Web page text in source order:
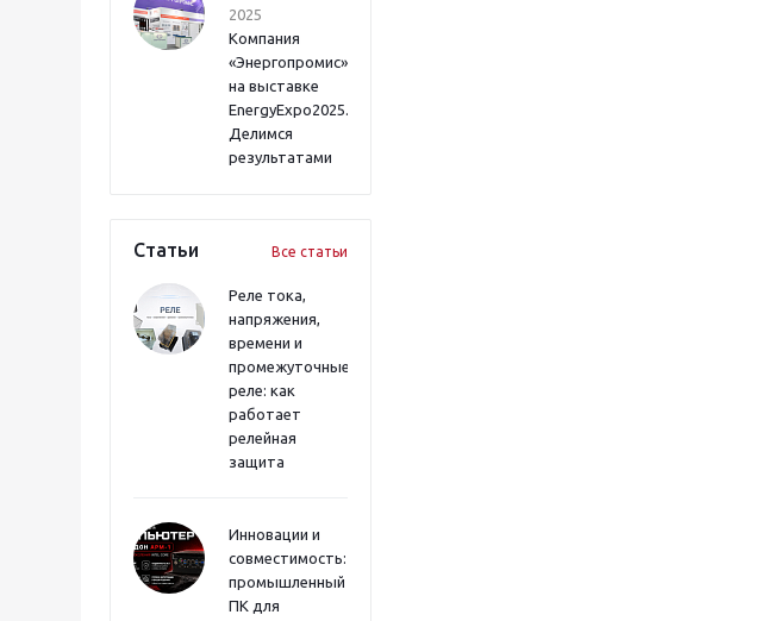
2025
Компания
«Энергопромис»
на выставке
EnergyExpo2025.
Делимся
результатами
Статьи Все статьи
Реле тока,
напряжения,
времени и
промежуточные
реле: как
работает
релейная
защита
Инновации и
совместимость:
промышленный
ПК для